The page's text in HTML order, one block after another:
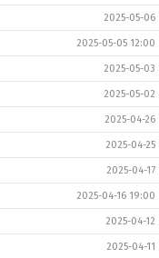
2025-05-06
2025-05-05 12:00
2025-05-03
2025-05-02
2025-04-26
2025-04-25
2025-04-17
2025-04-16 19:00
2025-04-12
2025-04-11